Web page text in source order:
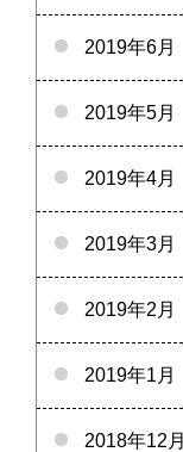
2019年6月
2019年5月
2019年4月
2019年3月
2019年2月
2019年1月
2018年12月